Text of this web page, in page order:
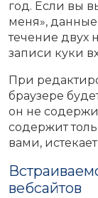
год. Если вы
меня», данные
течение двух
записи куки
При
браузере
он не
содержит
вами,
вебсайтов